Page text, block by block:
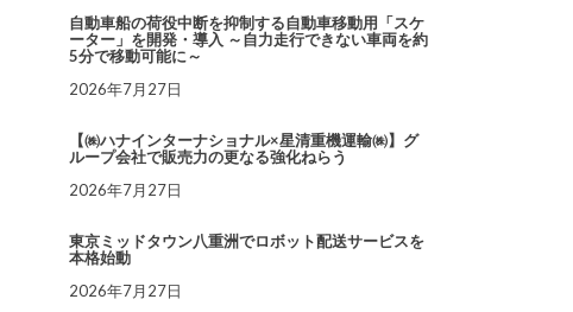
自動車船の荷役中断を抑制する自動車移動用「スケ
ーター」を開発・導入 ～自力走行できない車両を約
5分で移動可能に～
2026年7月27日
【㈱ハナインターナショナル×星清重機運輸㈱】グ
ループ会社で販売力の更なる強化ねらう
2026年7月27日
東京ミッドタウン八重洲でロボット配送サービスを
本格始動
2026年7月27日